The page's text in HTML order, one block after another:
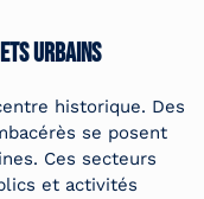
urbains
historique. Des
se posent
Ces secteurs
et activités